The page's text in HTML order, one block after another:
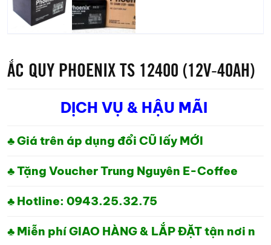
ẮC QUY PHOENIX TS 12400 (12V-40AH)
DỊCH VỤ & HẬU MÃI
♣ Giá trên áp dụng đổi CŨ lấy MỚI
♣ Tặng Voucher Trung Nguyên E-Coffee
♣ Hotline: 0943.25.32.75
♣ Miễn phí GIAO HÀNG & LẮP ĐẶT tận nơi n